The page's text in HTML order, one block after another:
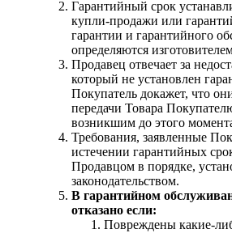
Гарантийный срок
купли-продажи или
гарантии и гарантийного
определяются
Продавец отвечает за
который не установлен
Покупатель докажет, что
передачи Товара
возникшим до этого
Требования, заявленные
истечении гарантийных
Продавцом в порядке,
законодательством.
В гарантийном
отказано если:
Повреждены какие-